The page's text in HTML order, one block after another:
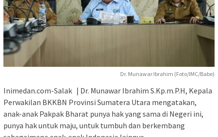
Dr. Munawar Ibrahim (Foto/IMC/Babe)
Inimedan.com-Salak | Dr. Munawar Ibrahim S.Kp.m.P.H, Kepala
Perwakilan BKKBN Provinsi Sumatera Utara mengatakan,
anak-anak Pakpak Bharat punya hak yang sama di Negeri ini,
punya hak untuk maju, untuk tumbuh dan berkembang